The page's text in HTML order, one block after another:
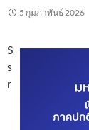
5 กุมภาพันธ์ 2026
S
s
r